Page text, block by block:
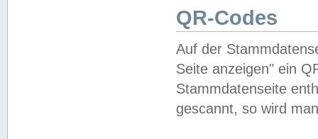
QR-Codes
Auf der
Seite anzeigen" ein
Stammdatenseite
gescannt, so wird